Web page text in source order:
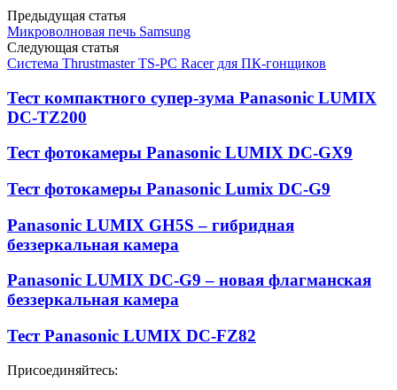
Предыдущая статья
Микроволновая печь Samsung
Следующая статья
Система Thrustmaster TS-PC Racer для ПК-гонщиков
Тест компактного супер-зума Panasonic LUMIX
DC-TZ200
Тест фотокамеры Panasonic LUMIX DC-GX9
Тест фотокамеры Panasonic Lumix DC-G9
Panasonic LUMIX GH5S – гибридная
беззеркальная камера
Panasonic LUMIX DC-G9 – новая флагманская
беззеркальная камера
Тест Panasonic LUMIX DC-FZ82
Присоединяйтесь: